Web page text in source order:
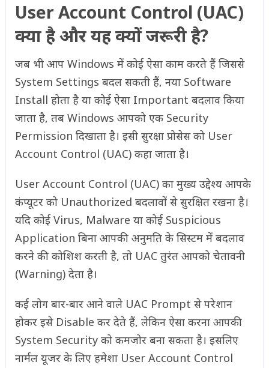
User Account Control (UAC)
क्या है और यह क्यों जरूरी है?
जब भी आप Windows में कोई ऐसा काम करते हैं जिससे
System Settings बदल सकती हैं, नया Software
Install होता है या कोई ऐसा Important बदलाव किया
जाता है, तब Windows आपको एक Security
Permission दिखाता है। इसी सुरक्षा प्रोसेस को User
Account Control (UAC) कहा जाता है।
User Account Control (UAC) का मुख्य उद्देश्य आपके
कंप्यूटर को Unauthorized बदलावों से सुरक्षित रखना है।
यदि कोई Virus, Malware या कोई Suspicious
Application बिना आपकी अनुमति के सिस्टम में बदलाव
करने की कोशिश करती है, तो UAC तुरंत आपको चेतावनी
(Warning) देता है।
कई लोग बार-बार आने वाले UAC Prompt से परेशान
होकर इसे Disable कर देते हैं, लेकिन ऐसा करना आपकी
System Security को कमजोर बना सकता है। इसलिए
नार्मल यूजर के लिए हमेशा User Account Control